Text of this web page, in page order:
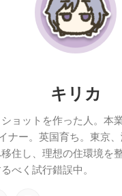
キリカ
ョットを作った人。本
ナー。英国育ち。東京
住し、理想の住環境を
べく試行錯誤中。